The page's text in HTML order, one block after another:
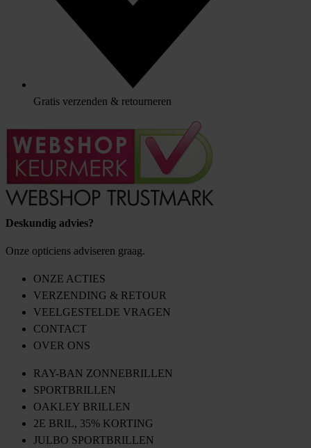
Gratis verzenden & retourneren
Deskundig advies?
Onze opticiens adviseren graag.
ONZE ACTIES
VERZENDING & RETOUR
VEELGESTELDE VRAGEN
CONTACT
OVER ONS
RAY-BAN ZONNEBRILLEN
SPORTBRILLEN
OAKLEY BRILLEN
2E BRIL, 35% KORTING
JULBO SPORTBRILLEN